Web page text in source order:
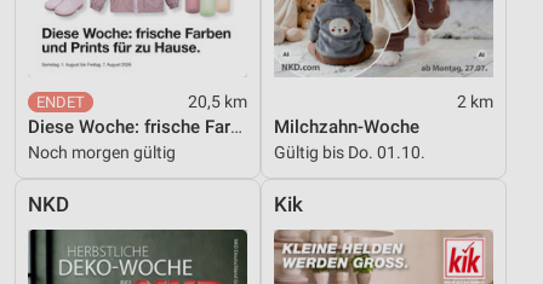
20,5 km
Diese Woche: frische Farben und Prints für zu Hause.
Noch morgen gültig
2 km
Milchzahn-Woche
Gültig bis Do. 01.10.
NKD Kik
Notwendig
Performance
Funktional
Werbung